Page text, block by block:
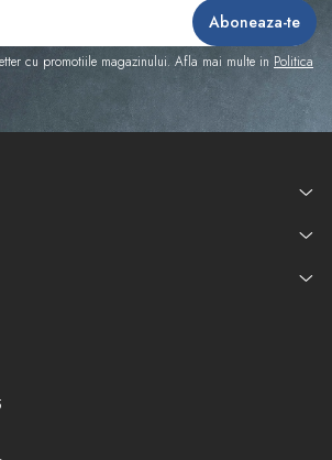
cu promotiile magazinului. Afla mai multe in Politica